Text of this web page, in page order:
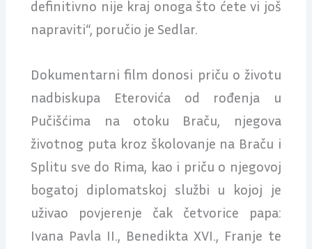
definitivno nije kraj onoga što ćete vi još
napraviti“, poručio je Sedlar.
Dokumentarni film donosi priču o životu
nadbiskupa Eterovića od rođenja u
Pučišćima na otoku Braču, njegova
životnog puta kroz školovanje na Braču i
Splitu sve do Rima, kao i priču o njegovoj
bogatoj diplomatskoj službi u kojoj je
uživao povjerenje čak četvorice papa:
Ivana Pavla II., Benedikta XVI., Franje te